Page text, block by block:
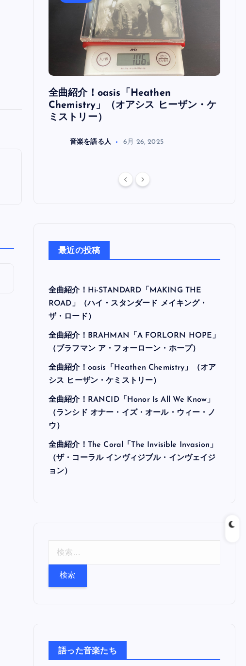
全曲紹介！oasis「Heathen
Chemistry」（オアシス ヒーザン・ケ
ミストリー）
音楽を語る人 6月 26, 2025
最近の投稿
全曲紹介！Hi-STANDARD「MAKING THE
ROAD」（ハイ・スタンダード メイキング・
ザ・ロード）
全曲紹介！BRAHMAN「A FORLORN HOPE」
（ブラフマン ア・フォーローン・ホープ）
全曲紹介！oasis「Heathen Chemistry」（オア
シス ヒーザン・ケミストリー）
全曲紹介！RANCID「Honor Is All We Know」
（ランシド オナー・イズ・オール・ウィー・ノ
ウ）
全曲紹介！The Coral「The Invisible Invasion」
（ザ・コーラル インヴィジブル・インヴェイジ
ョン）
語った音楽たち